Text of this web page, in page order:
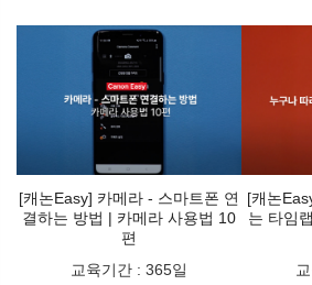
[캐논Easy] 카메라 - 스마트폰 연
결하는 방법 | 카메라 사용법 10
편
교육기간 : 365일
[캐논
는 타임